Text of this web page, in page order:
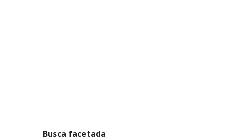
Busca facetada